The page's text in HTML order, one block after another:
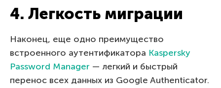
4. Легкость миграции
Наконец, еще одно преимущество
встроенного аутентификатора Kaspersky
Password Manager — легкий и быстрый
перенос всех данных из Google Authenticator.